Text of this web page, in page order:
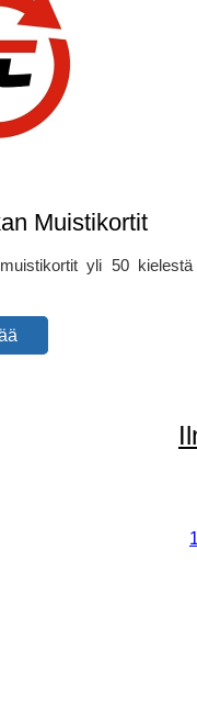
Muistikortit
yli 50